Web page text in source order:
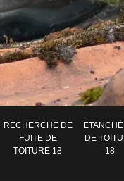
RECHERCHE DE
FUITE DE
TOITURE 18
DE
18